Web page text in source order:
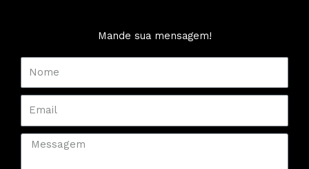
Mande sua mensagem!